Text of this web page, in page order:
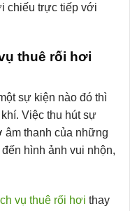
chiếu trực tiếp với
thuê rối hơi
sự kiện nào đó thì
Việc thu hút sự
âm thanh của những
hình ảnh vui nhộn,
vụ thuê rối hơi thay